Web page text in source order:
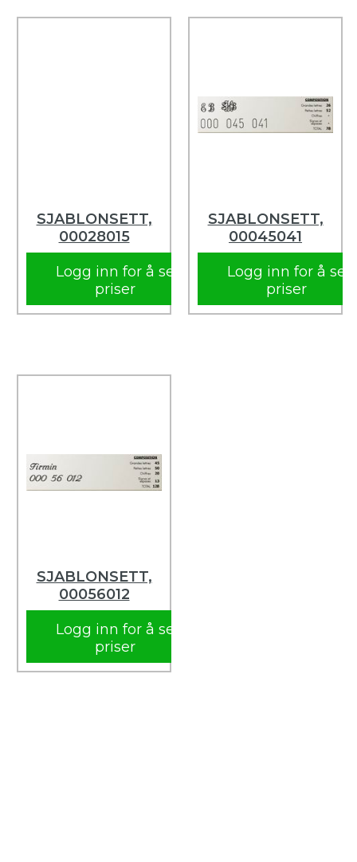
SJABLONSETT,
00028015
Logg inn for å se
priser
SJABLONSETT,
00045041
Logg inn for å se
priser
SJABLONSETT,
00056012
Logg inn for å se
priser